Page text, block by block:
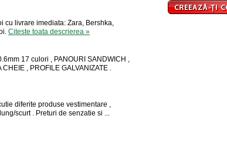
cu livrare imediata: Zara, Bershka,
Citeste toata descrierea »
17 culori , PANOURI SANDWICH ,
, PROFILE GALVANIZATE .
diferite produse vestimentare ,
scurt . Preturi de senzatie si ...